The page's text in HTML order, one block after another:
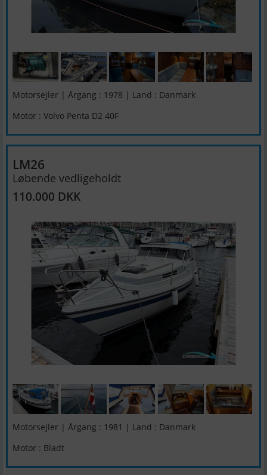
Motorsejler | Årgang : 1978 | Land : Danmark
Motor : Volvo Penta D2 40F
LM26
Løbende vedligeholdt
110.000 DKK
Motorsejler | Årgang : 1981 | Land : Danmark
Motor : Bladt